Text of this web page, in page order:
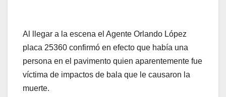
Al llegar a la escena el Agente Orlando López
placa 25360 confirmó en efecto que había una
persona en el pavimento quien aparentemente fue
víctima de impactos de bala que le causaron la
muerte.